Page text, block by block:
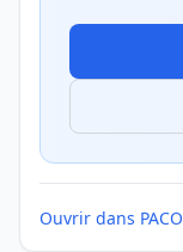
Ouvrir dans PACO